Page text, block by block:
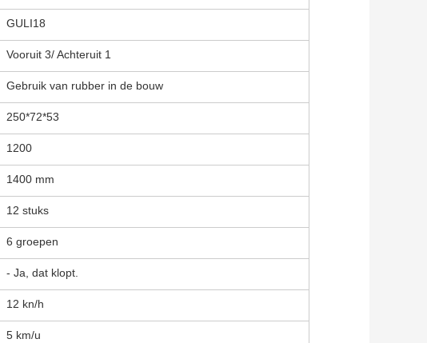
GULI18
Vooruit 3/ Achteruit 1
Gebruik van rubber in de bouw
250*72*53
1200
1400 mm
12 stuks
6 groepen
- Ja, dat klopt.
12 kn/h
5 km/u